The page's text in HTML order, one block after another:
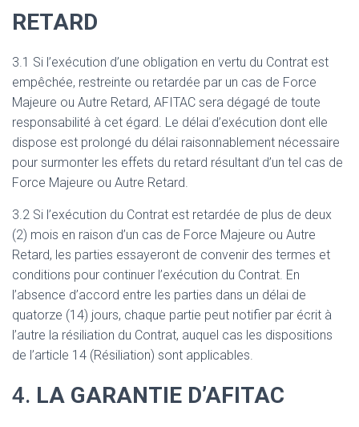
RETARD
3.1 Si l’exécution d’une obligation en vertu du Contrat est
empêchée, restreinte ou retardée par un cas de Force
Majeure ou Autre Retard, AFITAC sera dégagé de toute
responsabilité à cet égard. Le délai d’exécution dont elle
dispose est prolongé du délai raisonnablement nécessaire
pour surmonter les effets du retard résultant d’un tel cas de
Force Majeure ou Autre Retard.
3.2 Si l’exécution du Contrat est retardée de plus de deux
(2) mois en raison d’un cas de Force Majeure ou Autre
Retard, les parties essayeront de convenir des termes et
conditions pour continuer l’exécution du Contrat. En
l’absence d’accord entre les parties dans un délai de
quatorze (14) jours, chaque partie peut notifier par écrit à
l’autre la résiliation du Contrat, auquel cas les dispositions
de l’article 14 (Résiliation) sont applicables.
4. LA GARANTIE D’AFITAC